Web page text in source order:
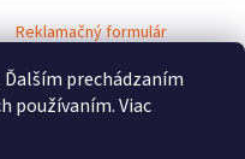
prechádzaním
používaním. Viac
Reklamačný formulár
svietidlá